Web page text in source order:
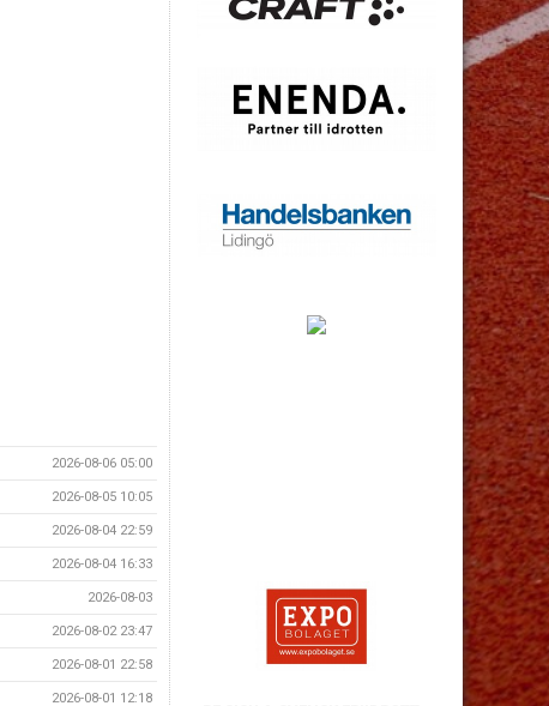
2026-08-06 05:00
2026-08-05 10:05
2026-08-04 22:59
2026-08-04 16:33
2026-08-03
2026-08-02 23:47
2026-08-01 22:58
2026-08-01 12:18